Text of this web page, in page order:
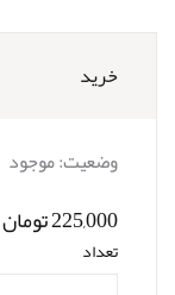
خرید
وضعیت:موجود
225,000 تومان
تعداد